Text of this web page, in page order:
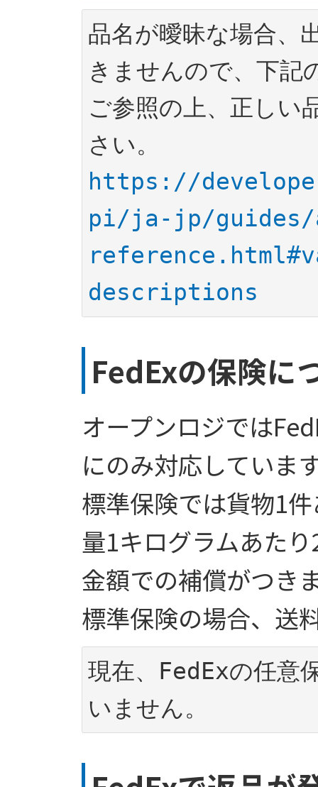
品名が曖昧な場合、
きませんので、下記
ご参照の上、正しい
https://
pi/ja-jp/
descriptions
FedExの保険に
オープンロジでは
にのみ対応していま
標準保険では貨物1
量1キログラムあた
金額での補償がつき
標準保険の場合、送
現在、FedExの任意